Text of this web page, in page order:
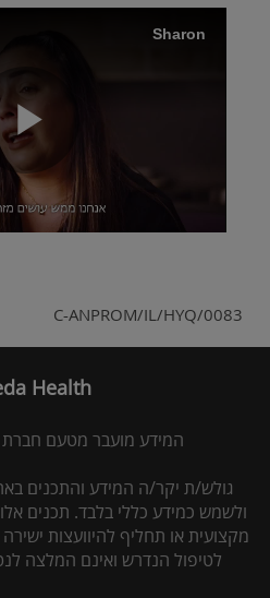
Video
Sharon
C-ANPROM/IL/HYQ/0083
Health
המידע מועבר מטעם
גולש/ת יקר/ה המידע והתכנים
ולשמש כמידע כללי בלבד. תכנים
מקצועית או תחליף להיוועצות
לטיפול הנדרש ואינם המלצה